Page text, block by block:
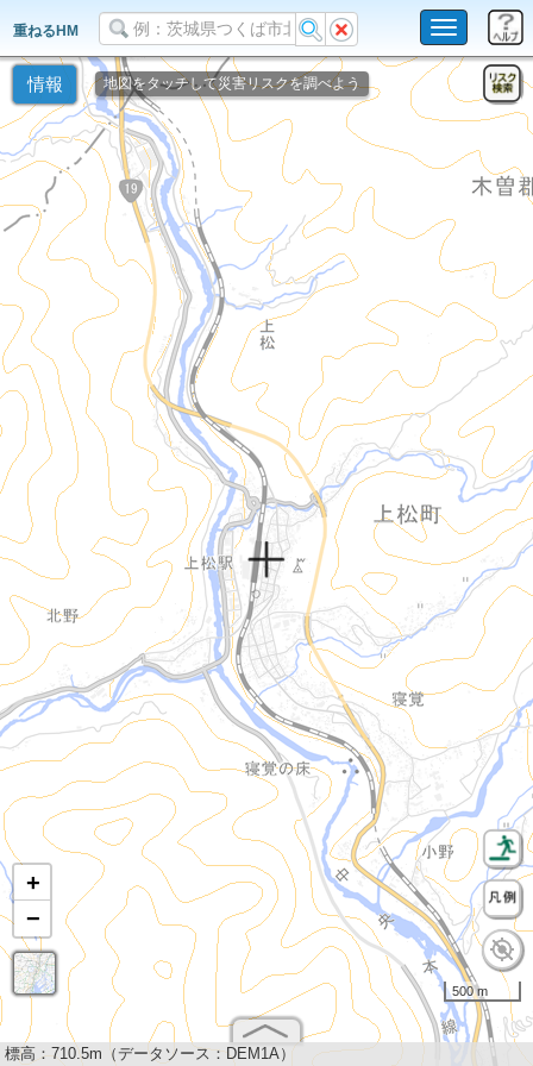
Toggle
navigation
重ねるHM
情報
+
−
500 m
地図をタッチして災害リスクを調べよう
標高： 710.5m（データソース：DEM1A）